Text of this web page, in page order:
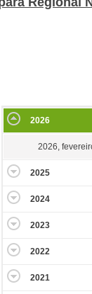
2026
2026,
2025
2024
2023
2022
2021